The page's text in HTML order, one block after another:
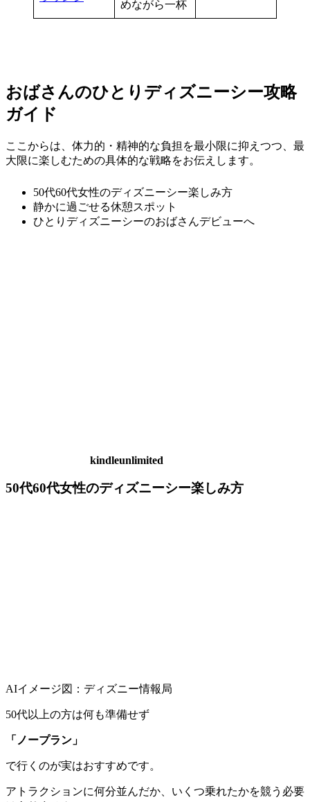
めながら一杯
おばさんのひとりディズニーシー攻略
ガイド
ここからは、体力的・精神的な負担を最小限に抑えつつ、最
大限に楽しむための具体的な戦略をお伝えします。
50代60代女性のディズニーシー楽しみ方
静かに過ごせる休憩スポット
ひとりディズニーシーのおばさんデビューへ
kindleunlimited
50代60代女性のディズニーシー楽しみ方
AIイメージ図：ディズニー情報局
50代以上の方は何も準備せず
「ノープラン」
で行くのが実はおすすめです。
アトラクションに何分並んだか、いくつ乗れたかを競う必要